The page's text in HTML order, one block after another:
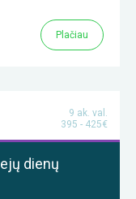
Plačiau
9 ak. val.
395 - 425€
dienų